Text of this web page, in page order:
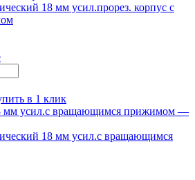
18 мм усил.прорез. корпус с
18 мм усил.с вращающимся